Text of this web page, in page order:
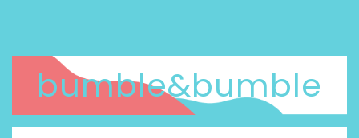
bumble&bumble